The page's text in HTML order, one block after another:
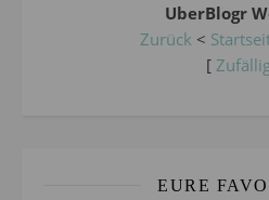
UberBlogr
Zurück <
[
EURE